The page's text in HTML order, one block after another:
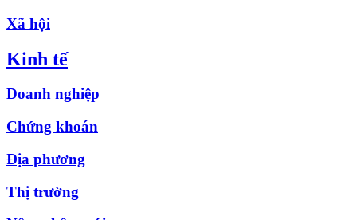
Xã hội
Kinh tế
Doanh nghiệp
Chứng khoán
Địa phương
Thị trường